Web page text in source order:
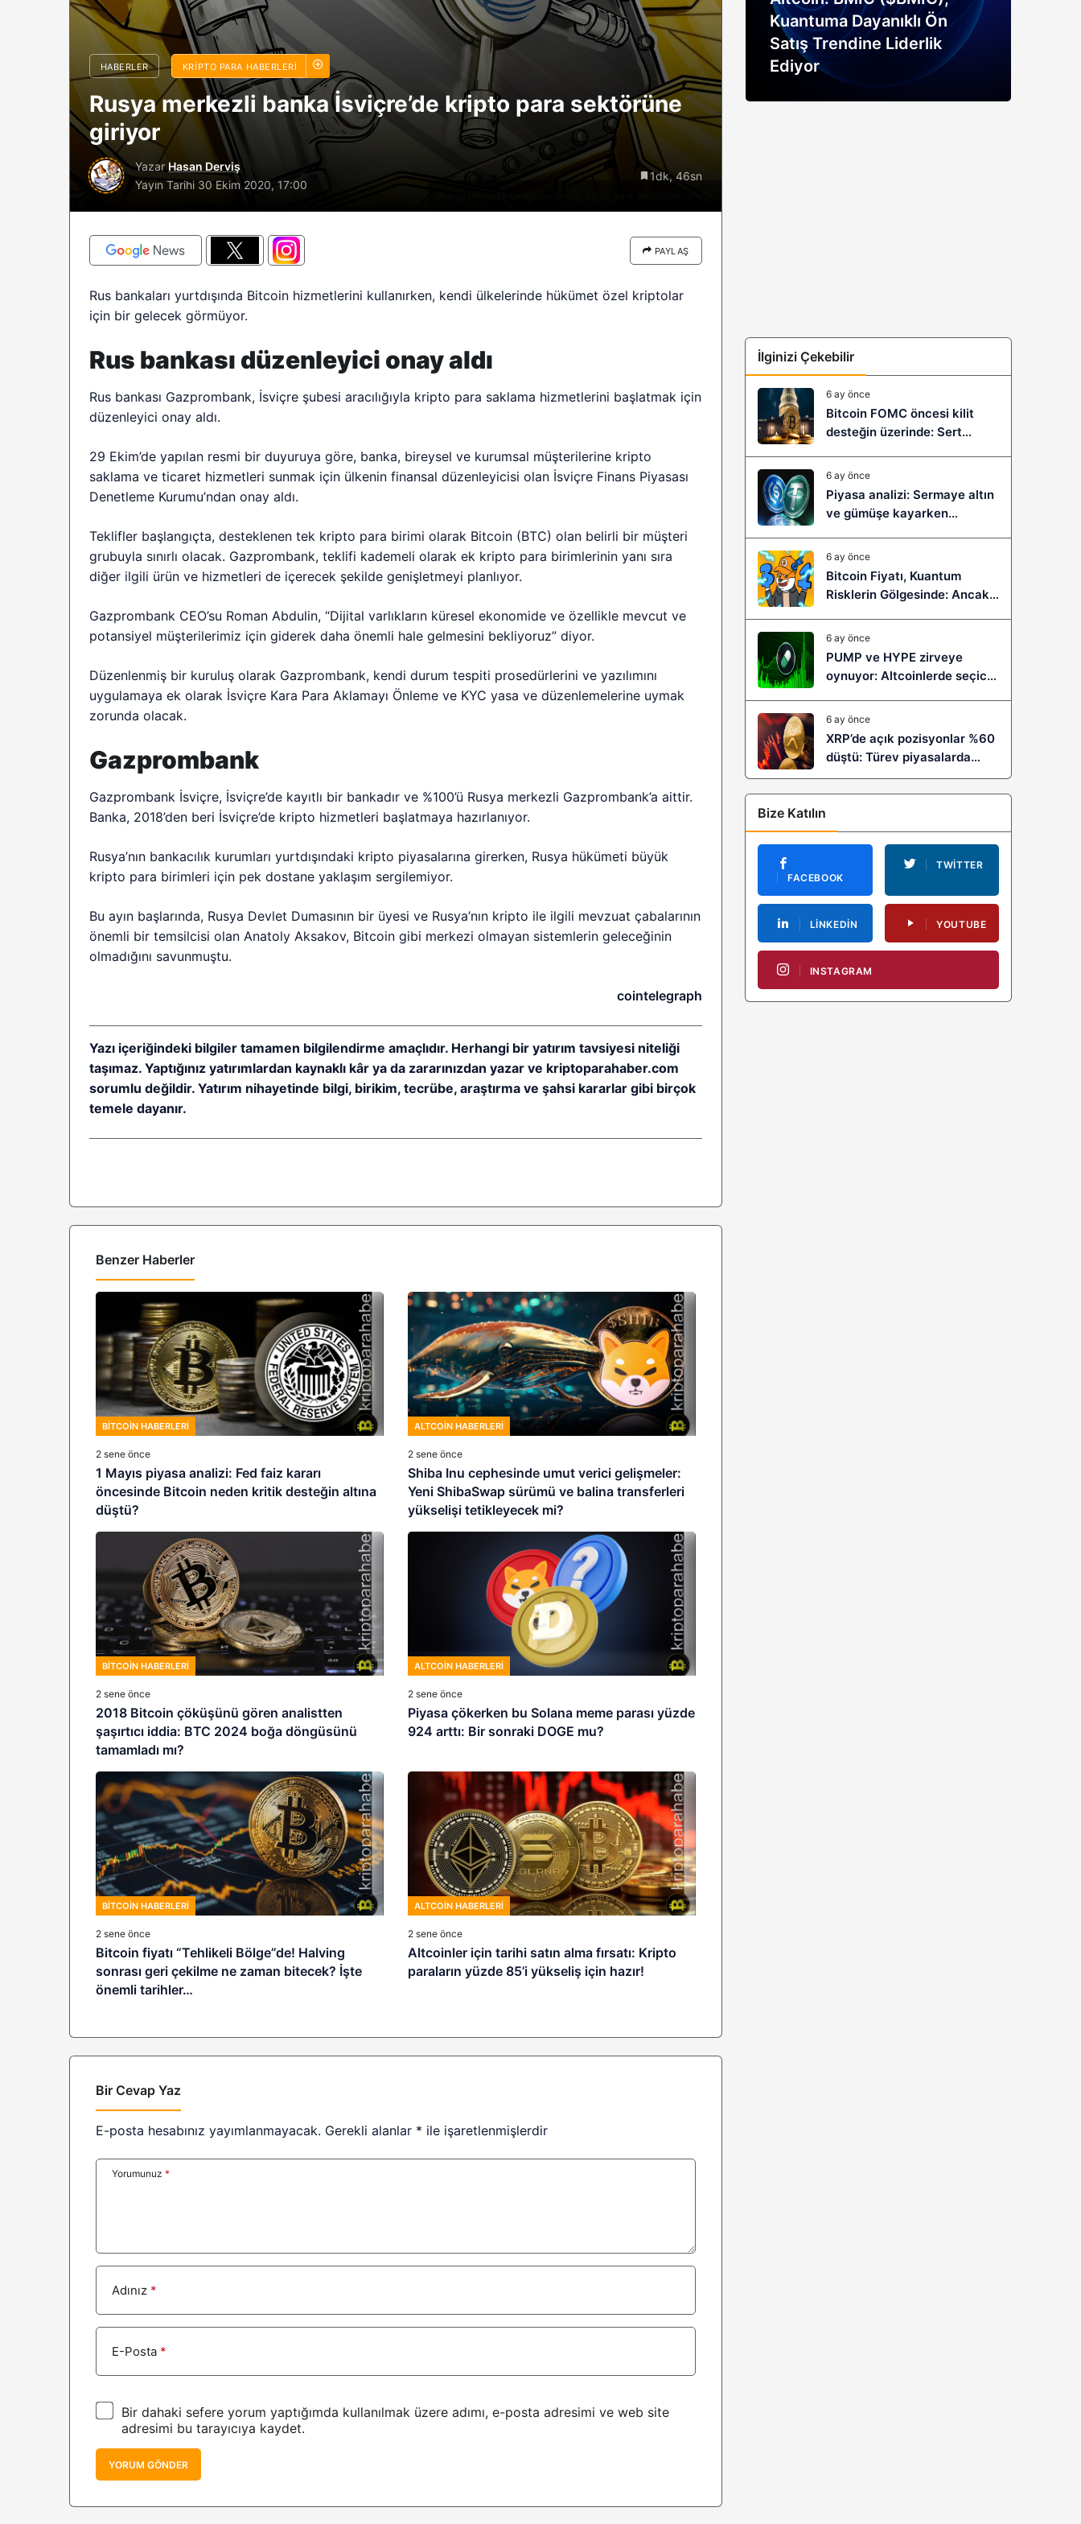
HABERLER KRIPTO PARA HABERLERI
Rusya merkezli banka İsviçre’de kripto para sektörüne
giriyor
Yazar Hasan Derviş
Yayın Tarihi 30 Ekim 2020, 17:00
1dk, 46sn
PAYLAŞ
Rus bankaları yurtdışında Bitcoin hizmetlerini kullanırken, kendi ülkelerinde hükümet özel kriptolar
için bir gelecek görmüyor.
Rus bankası düzenleyici onay aldı
Rus bankası Gazprombank, İsviçre şubesi aracılığıyla kripto para saklama hizmetlerini başlatmak için
düzenleyici onay aldı.
29 Ekim’de yapılan resmi bir duyuruya göre, banka, bireysel ve kurumsal müşterilerine kripto
saklama ve ticaret hizmetleri sunmak için ülkenin finansal düzenleyicisi olan İsviçre Finans Piyasası
Denetleme Kurumu’ndan onay aldı.
Teklifler başlangıçta, desteklenen tek kripto para birimi olarak Bitcoin (BTC) olan belirli bir müşteri
grubuyla sınırlı olacak. Gazprombank, teklifi kademeli olarak ek kripto para birimlerinin yanı sıra
diğer ilgili ürün ve hizmetleri de içerecek şekilde genişletmeyi planlıyor.
Gazprombank CEO’su Roman Abdulin, “Dijital varlıkların küresel ekonomide ve özellikle mevcut ve
potansiyel müşterilerimiz için giderek daha önemli hale gelmesini bekliyoruz” diyor.
Düzenlenmiş bir kuruluş olarak Gazprombank, kendi durum tespiti prosedürlerini ve yazılımını
uygulamaya ek olarak İsviçre Kara Para Aklamayı Önleme ve KYC yasa ve düzenlemelerine uymak
zorunda olacak.
Gazprombank
Gazprombank İsviçre, İsviçre’de kayıtlı bir bankadır ve %100’ü Rusya merkezli Gazprombank’a aittir.
Banka, 2018’den beri İsviçre’de kripto hizmetleri başlatmaya hazırlanıyor.
Rusya’nın bankacılık kurumları yurtdışındaki kripto piyasalarına girerken, Rusya hükümeti büyük
kripto para birimleri için pek dostane yaklaşım sergilemiyor.
Bu ayın başlarında, Rusya Devlet Dumasının bir üyesi ve Rusya’nın kripto ile ilgili mevzuat çabalarının
önemli bir temsilcisi olan Anatoly Aksakov, Bitcoin gibi merkezi olmayan sistemlerin geleceğinin
olmadığını savunmuştu.
cointelegraph
Yazı içeriğindeki bilgiler tamamen bilgilendirme amaçlıdır. Herhangi bir yatırım tavsiyesi niteliği
taşımaz. Yaptığınız yatırımlardan kaynaklı kâr ya da zararınızdan yazar ve kriptoparahaber.com
sorumlu değildir. Yatırım nihayetinde bilgi, birikim, tecrübe, araştırma ve şahsi kararlar gibi birçok
temele dayanır.
Benzer Haberler
BITCOIN HABERLERI
2 sene önce
1 Mayıs piyasa analizi: Fed faiz kararı
öncesinde Bitcoin neden kritik desteğin altına
düştü?
ALTCOIN HABERLERI
2 sene önce
Shiba Inu cephesinde umut verici gelişmeler:
Yeni ShibaSwap sürümü ve balina transferleri
yükselişi tetikleyecek mi?
BITCOIN HABERLERI
2 sene önce
2018 Bitcoin çöküşünü gören analistten
şaşırtıcı iddia: BTC 2024 boğa döngüsünü
tamamladı mı?
ALTCOIN HABERLERI
2 sene önce
Piyasa çökerken bu Solana meme parası yüzde
924 arttı: Bir sonraki DOGE mu?
BITCOIN HABERLERI
2 sene önce
Bitcoin fiyatı “Tehlikeli Bölge”de! Halving
sonrası geri çekilme ne zaman bitecek? İşte
önemli tarihler…
ALTCOIN HABERLERI
2 sene önce
Altcoinler için tarihi satın alma fırsatı: Kripto
paraların yüzde 85’i yükseliş için hazır!
Bir Cevap Yaz
E-posta hesabınız yayımlanmayacak. Gerekli alanlar * ile işaretlenmişlerdir
Yorumunuz *
Adınız *
E-Posta *
Bir dahaki sefere yorum yaptığımda kullanılmak üzere adımı, e-posta adresimi ve web site
adresimi bu tarayıcıya kaydet.
YORUM GÖNDER
sürüyor: Analistlere göre
2026 BTC çöküşü neden
sınırlı kalabilir?
Riski: Uzun Vadeli HYPER
Boğaları 31,1 Milyon Dolarlık
Birikim Yapıyor
Kuantuma Dayanıklı Ön
Satış Trendine Liderlik
Ediyor
İlginizi Çekebilir
6 ay önce
Bitcoin FOMC öncesi kilit
desteğin üzerinde: Sert
geliyor?
6 ay önce
Piyasa analizi: Sermaye altın
ve gümüşe kayarken
6 ay önce
Bitcoin Fiyatı, Kuantum
Risklerin Gölgesinde: Ancak
Sıçramaya Yaşayabilir!
6 ay önce
PUMP ve HYPE zirveye
oynuyor: Altcoinlerde seçici
6 ay önce
XRP’de açık pozisyonlar %60
düştü: Türev piyasalarda
kaldıraç temizliği yeni bir
trendin habercisi mi?
Bize Katılın
FACEBOOK
TWITTER
LINKEDIN YOUTUBE
INSTAGRAM